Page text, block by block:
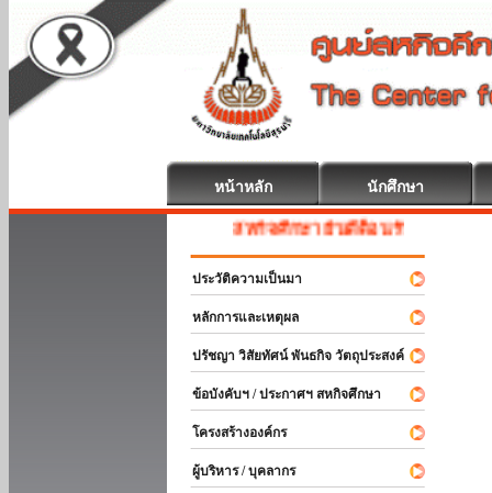
หน้าหลัก นักศึกษา
สหกิจศึกษา ยินดีต้อนรับ
ประวัติความเป็นมา
หลักการและเหตุผล
ปรัชญา วิสัยทัศน์ พันธกิจ วัตถุประสงค์
ข้อบังคับฯ / ประกาศฯ สหกิจศึกษา
โครงสร้างองค์กร
ผู้บริหาร / บุคลากร